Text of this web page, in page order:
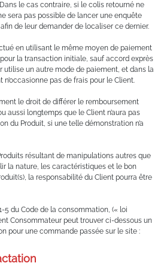
le cas contraire, si le colis retourné ne
sera pas possible de lancer une enquête
de leur demander de localiser ce dernier.
en utilisant le même moyen de paiement
la transaction initiale, sauf accord exprès
utilise un autre mode de paiement, et dans la
pas de frais pour le Client.
le droit de différer le remboursement
aussi longtemps que le Client n’aura pas
du Produit, si une telle démonstration n’a
résultant de manipulations autres que
la nature, les caractéristiques et le bon
la responsabilité du Client pourra être
5 du Code de la consommation, (« loi
Consommateur peut trouver ci-dessous un
pour une commande passée sur le site :